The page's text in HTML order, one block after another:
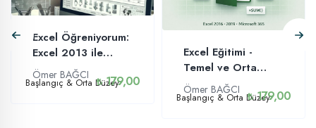
Excel Öğreniyorum:
Excel 2013 ile
Temel Orta Düzey
Ömer BAĞCI
Başlangıç & Orta Düzey179,00
Excel Eğitimi -
Temel ve Orta
Düzey
Ömer BAĞCI
Başlangıç & Orta Düzey179,00